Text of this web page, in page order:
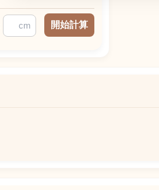
開始計算